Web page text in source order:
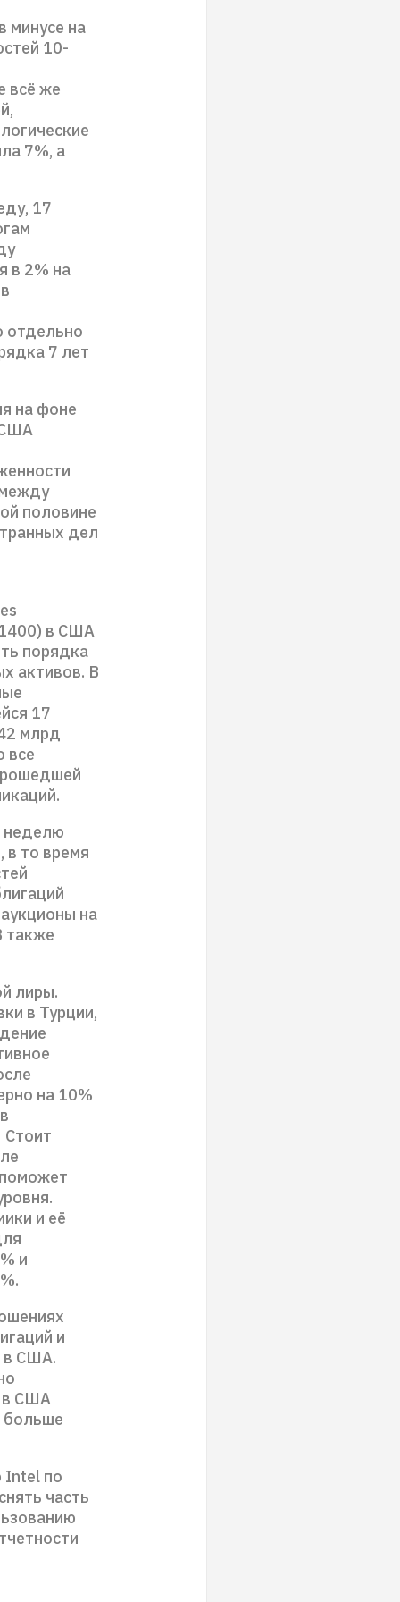
минусе на
10-
всё же
7%, а
17
в 2% на
отдельно
7 лет
на фоне
США
половине
дел
в США
порядка
активов. В
17
млрд
все
неделю
в то время
на
также
лиры.
в Турции,
на 10%
Стоит
и её
и
и
в США.
в США
больше
Intel по
часть